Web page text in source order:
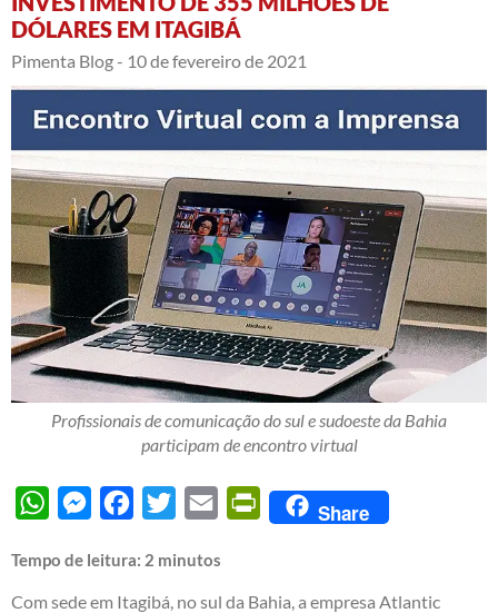
DÓLARES EM ITAGIBÁ
Pimenta Blog - 10 de fevereiro de 2021
Profissionais de comunicação do sul e sudoeste da Bahia
participam de encontro virtual
WhatsAppMessengerFacebook
Twitter Email PrintFriendly
Share
Tempo de leitura: 2 minutos
Com sede em Itagibá, no sul da Bahia, a empresa Atlantic